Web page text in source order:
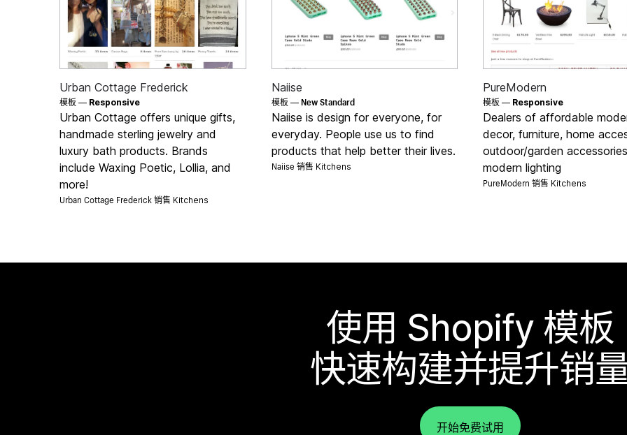
Urban Cottage Frederick
模板 — Responsive
Urban Cottage offers unique gifts,
handmade sterling jewelry and
luxury bath products. Brands
include Waxing Poetic, Lollia, and
more!
Urban Cottage Frederick 销售 Kitchens
Naiise
模板 — New Standard
Naiise is design for everyone, for
everyday. People use us to find
products that help better their lives.
Naiise 销售 Kitchens
PureModern
模板 — Responsive
Dealers of affordable
decor, furniture, home
outdoor/garden
modern lighting
PureModern 销售 Kitchens
使用 Shopify 模板
快速构建并提升销
开始免费试用